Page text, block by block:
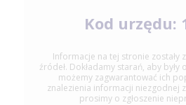
Kod urzędu:
Informacje na tej stronie zostały
źródeł. Dokładamy starań, aby
możemy zagwarantować ich
znalezienia informacji niezgodnej
prosimy o zgłoszenie